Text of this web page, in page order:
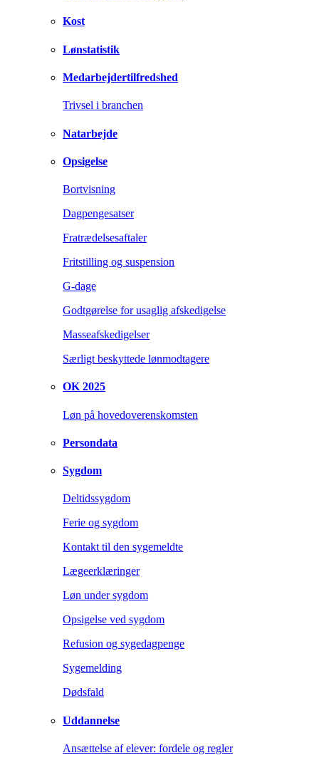
Kost
Lønstatistik
Medarbejdertilfredshed
Trivsel i branchen
Natarbejde
Opsigelse
Bortvisning
Dagpengesatser
Fratrædelsesaftaler
Fritstilling og suspension
G-dage
Godtgørelse for usaglig afskedigelse
Masseafskedigelser
Særligt beskyttede lønmodtagere
OK 2025
Løn på hovedoverenskomsten
Persondata
Sygdom
Deltidssygdom
Ferie og sygdom
Kontakt til den sygemeldte
Lægeerklæringer
Løn under sygdom
Opsigelse ved sygdom
Refusion og sygedagpenge
Sygemelding
Dødsfald
Uddannelse
Ansættelse af elever: fordele og regler